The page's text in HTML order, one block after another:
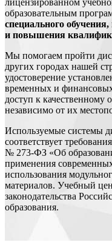
лицензированном
образовательным
специального
и повышения
Мы помогаем пройти
других городах нашей
удостоверение
временных и
доступ к качественному
независимо от их
Используемые системы
соответствует
№ 273-ФЗ «Об
применения
использования
материалов. Учебный
законодательства
образования.